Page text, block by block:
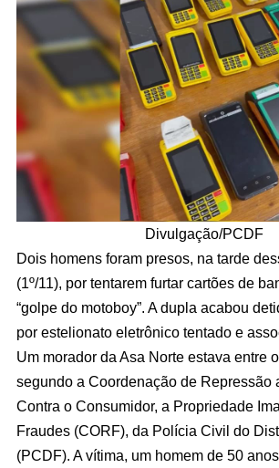
Divulgação/PCDF
Dois homens foram presos, na tarde
(1º/11), por tentarem furtar cartões de
“golpe do motoboy”. A dupla acabou
por estelionato eletrônico tentado e
Um morador da Asa Norte estava entre
segundo a Coordenação de Repressão
Contra o Consumidor, a Propriedade
Fraudes (CORF), da Polícia Civil do
(PCDF). A vítima, um homem de 50